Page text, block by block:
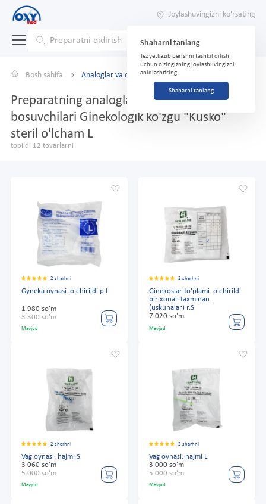
Joylashuvingizni ko'rsating
Shaharni tanlang
Tez yetkazib berishni tashkil qilish
uchun o'zingizning joylashuvingizni
aniqlashtiring
Shaharni tanlang
Bosh sahifa Analoglar va o'rnini bosuvchilar
Preparatning analoglari va o'rnini
bosuvchilari Ginekologik ko'zgu "Kusko"
steril o'lcham L
topildi 12 tovarlarni
2 sharhni
Gyneka oynasi. o'chirildi p.L
1 980 so'm
3 300 so'm
Mavjud
2 sharhni
Ginekoslar to'plami. o'chirildi
bir xonali taxminan.
(uskunalar) r.S
7 020 so'm
Mavjud
2 sharhni
Vag oynasi. hajmi S
3 060 so'm
5 000 so'm
Mavjud
2 sharhni
Vag oynasi. hajmi L
3 000 so'm
5 000 so'm
Mavjud